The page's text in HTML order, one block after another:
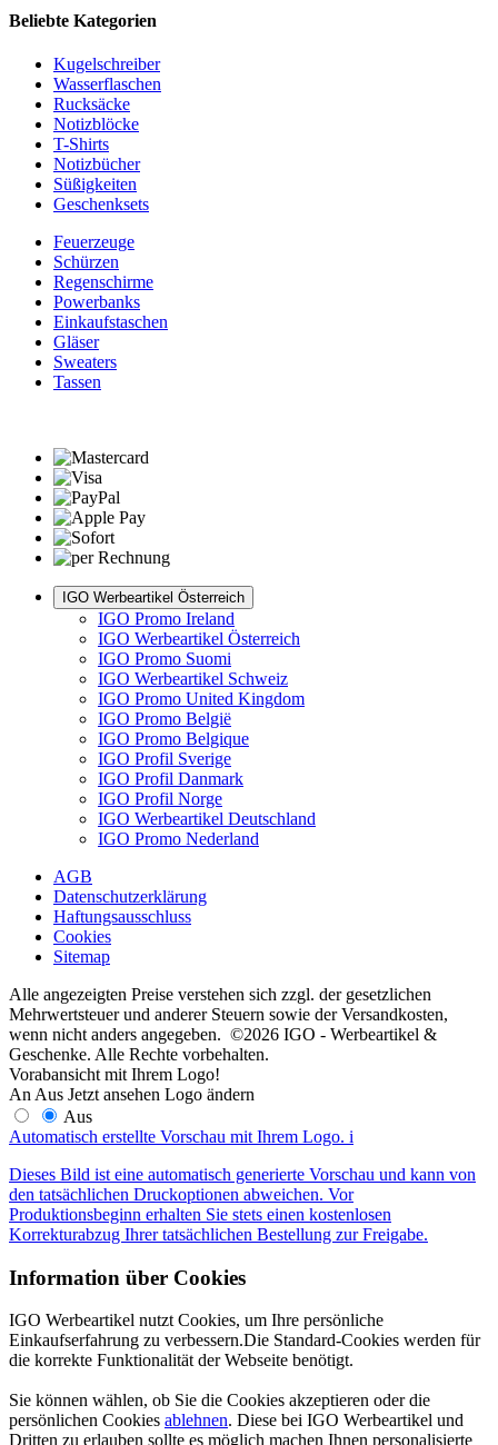
Beliebte Kategorien
Kugelschreiber
Wasserflaschen
Rucksäcke
Notizblöcke
T-Shirts
Notizbücher
Süßigkeiten
Geschenksets
Feuerzeuge
Schürzen
Regenschirme
Powerbanks
Einkaufstaschen
Gläser
Sweaters
Tassen
IGO Werbeartikel Österreich
IGO Promo Ireland
IGO Werbeartikel Österreich
IGO Promo Suomi
IGO Werbeartikel Schweiz
IGO Promo United Kingdom
IGO Promo België
IGO Promo Belgique
IGO Profil Sverige
IGO Profil Danmark
IGO Profil Norge
IGO Werbeartikel Deutschland
IGO Promo Nederland
AGB
Datenschutzerklärung
Haftungsausschluss
Cookies
Sitemap
Alle angezeigten Preise verstehen sich zzgl. der gesetzlichen
Mehrwertsteuer und anderer Steuern sowie der Versandkosten,
wenn nicht anders angegeben. ©2026 IGO - Werbeartikel &
Geschenke. Alle Rechte vorbehalten.
Vorabansicht mit Ihrem Logo!
An Aus Jetzt ansehen Logo ändern
Aus
Automatisch erstellte Vorschau mit Ihrem Logo. i
Dieses Bild ist eine automatisch generierte Vorschau und kann von
den tatsächlichen Druckoptionen abweichen. Vor
Produktionsbeginn erhalten Sie stets einen kostenlosen
Korrekturabzug Ihrer tatsächlichen Bestellung zur Freigabe.
Information über Cookies
IGO Werbeartikel nutzt Cookies, um Ihre persönliche
Einkaufserfahrung zu verbessern.Die Standard-Cookies werden für
die korrekte Funktionalität der Webseite benötigt.
Sie können wählen, ob Sie die Cookies akzeptieren oder die
persönlichen Cookies ablehnen. Diese bei IGO Werbeartikel und
Dritten zu erlauben sollte es möglich machen Ihnen personalisierte